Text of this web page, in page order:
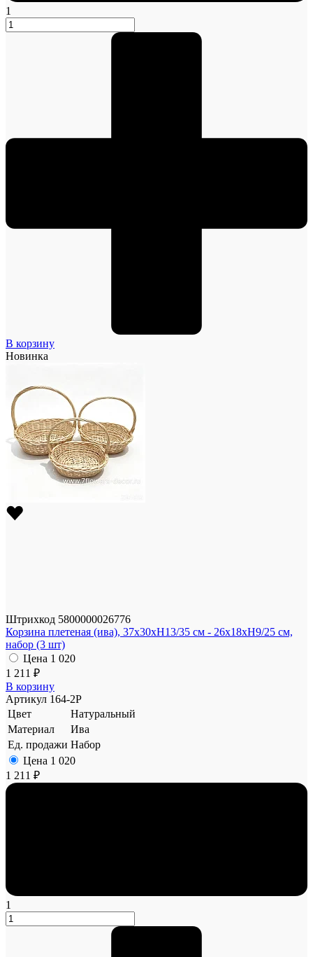
1
В корзину
Новинка
Штрихкод 5800000026776
Корзина плетеная (ива), 37x30xH13/35 см - 26x18xH9/25 см,
набор (3 шт)
Цена 1 020
1 211 ₽
В корзину
Артикул 164-2P
Цвет
Натуральный
Материал
Ива
Ед. продажи Набор
Цена 1 020
1 211 ₽
1